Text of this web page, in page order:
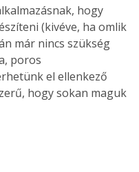
hogy
(kivéve, ha omlik
már nincs szükség
poros
el ellenkező
hogy sokan maguk